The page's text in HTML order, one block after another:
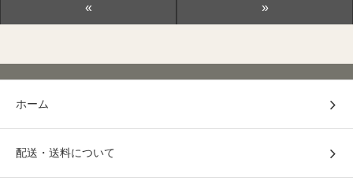
« »
ホーム
配送・送料について